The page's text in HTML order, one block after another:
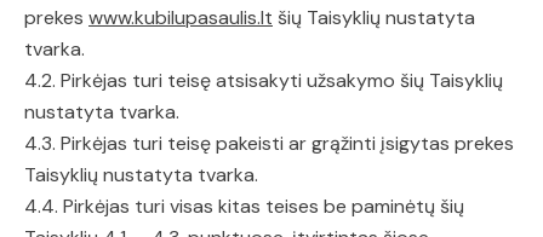
prekes www.kubilupasaulis.lt šių Taisyklių nustatyta
tvarka.
4.2. Pirkėjas turi teisę atsisakyti užsakymo šių Taisyklių
nustatyta tvarka.
4.3. Pirkėjas turi teisę pakeisti ar grąžinti įsigytas prekes
Taisyklių nustatyta tvarka.
4.4. Pirkėjas turi visas kitas teises be paminėtų šių